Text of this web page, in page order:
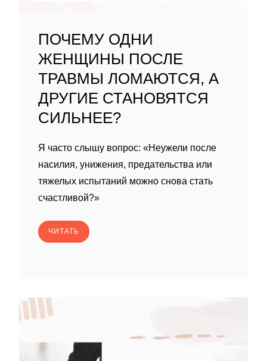
ПОЧЕМУ ОДНИ
ЖЕНЩИНЫ ПОСЛЕ
ТРАВМЫ ЛОМАЮТСЯ, А
ДРУГИЕ СТАНОВЯТСЯ
СИЛЬНЕЕ?
Я часто слышу вопрос: «Неужели после
насилия, унижения, предательства или
тяжелых испытаний можно снова стать
счастливой?»
ЧИТАТЬ